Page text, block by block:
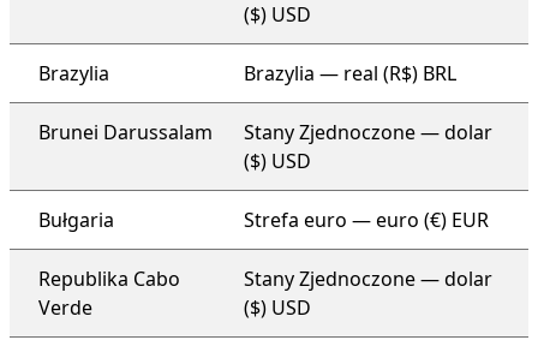
($) USD
Brazylia Brazylia — real (R$) BRL
Brunei Darussalam
Stany Zjednoczone — dolar
($) USD
Bułgaria Strefa euro — euro (€) EUR
Republika Cabo
Verde
Stany Zjednoczone — dolar
($) USD